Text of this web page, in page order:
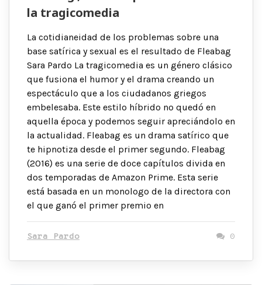
la tragicomedia
La cotidianeidad de los problemas sobre una
base satírica y sexual es el resultado de Fleabag
Sara Pardo La tragicomedia es un género clásico
que fusiona el humor y el drama creando un
espectáculo que a los ciudadanos griegos
embelesaba. Este estilo híbrido no quedó en
aquella época y podemos seguir apreciándolo en
la actualidad. Fleabag es un drama satírico que
te hipnotiza desde el primer segundo. Fleabag
(2016) es una serie de doce capítulos divida en
dos temporadas de Amazon Prime. Esta serie
está basada en un monologo de la directora con
el que ganó el primer premio en
Sara Pardo 0